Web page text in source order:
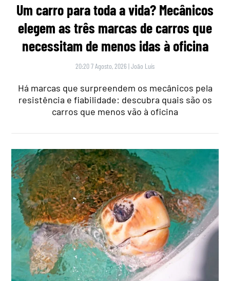
Um carro para toda a vida? Mecânicos
elegem as três marcas de carros que
necessitam de menos idas à oficina
20:20 7 Agosto, 2026 |João Luís
Há marcas que surpreendem os mecânicos pela
resistência e fiabilidade: descubra quais são os
carros que menos vão à oficina